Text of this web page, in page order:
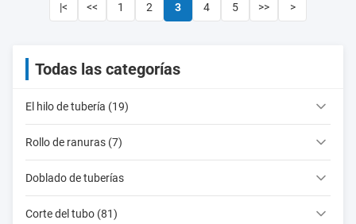
|< << 1 2 3 4 5 >> >
Todas las categorías
El hilo de tubería (19)
Rollo de ranuras (7)
Doblado de tuberías
Corte del tubo (81)